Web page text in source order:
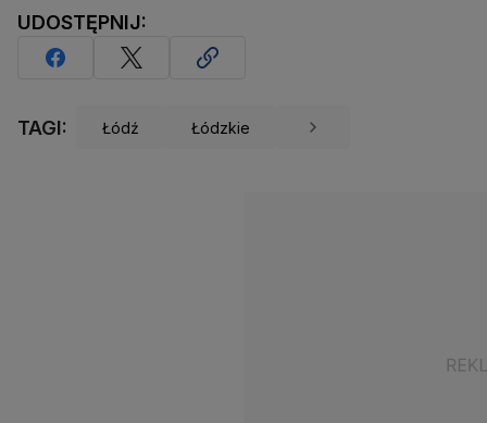
UDOSTĘPNIJ:
TAGI: Łódź Łódzkie